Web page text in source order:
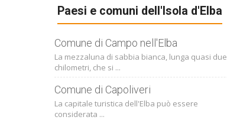
Paesi e comuni dell'Isola d'Elba
Comune di Campo nell'Elba
La mezzaluna di sabbia bianca, lunga quasi due
chilometri, che si ...
Comune di Capoliveri
La capitale turistica dell'Elba può essere
considerata ...